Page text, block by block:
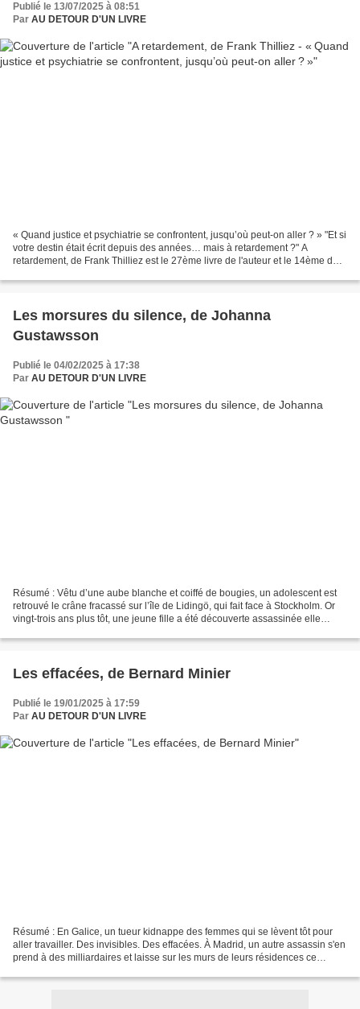
Publié le 13/07/2025 à 08:51
Par AU DETOUR D'UN LIVRE
« Quand justice et psychiatrie se confrontent, jusqu’où peut-on aller ? » "Et si
votre destin était écrit depuis des années… mais à retardement ?" A
retardement, de Frank Thilliez est le 27ème livre de l'auteur et le 14ème de
Les morsures du silence, de Johanna
Gustawsson
Publié le 04/02/2025 à 17:38
Par AU DETOUR D'UN LIVRE
Résumé : Vêtu d’une aube blanche et coiffé de bougies, un adolescent est
retrouvé le crâne fracassé sur l’île de Lidingö, qui fait face à Stockholm. Or
vingt-trois ans plus tôt, une jeune fille a été découverte assassinée elle
Les effacées, de Bernard Minier
Publié le 19/01/2025 à 17:59
Par AU DETOUR D'UN LIVRE
Résumé : En Galice, un tueur kidnappe des femmes qui se lèvent tôt pour
aller travailler. Des invisibles. Des effacées. À Madrid, un autre assassin s'en
prend à des milliardaires et laisse sur les murs de leurs résidences ce